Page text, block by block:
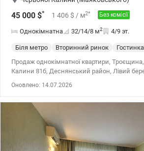
45 000 $* 1 406 $ / м2* Без комісії
Однокімнатна 32/14/8 м2 4/9 эт.
Біля метро Вторинний ринок Гостинка
Продаж однокімнатної квартири,
Калини 81б, Деснянський район, Лівий
є доглянута прибудинкова територія,
паркувальні місця. • Будинок оточений
інфраструктурою: поряд з будинком
дитячий садок, шкіл, спортивні
краси, кафе, ресторани, відділення банків,
Оновлено: 14.07.2026